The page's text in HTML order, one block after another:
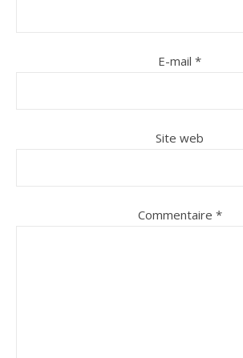
E-mail *
Site web
Commentaire *